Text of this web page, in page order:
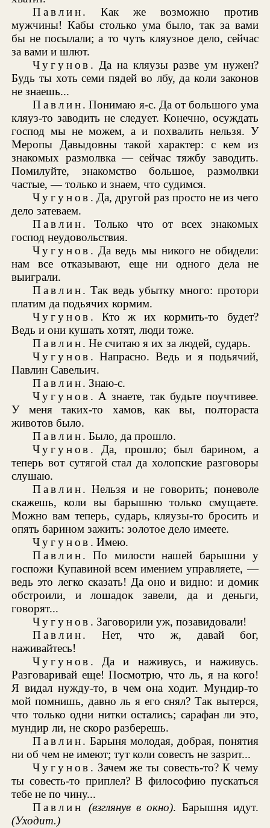
Павлин. Как же возможно против
мужчины! Кабы столько ума было, так за вами
бы не посылали; а то чуть кляузное дело, сейчас
за вами и шлют.
Чугунов . Да на кляузы разве ум нужен?
Будь ты хоть семи пядей во лбу, да коли законов
не знаешь...
Павлин. Понимаю я-с. Да от большого ума
кляуз-то заводить не следует. Конечно, осуждать
господ мы не можем, а и похвалить нельзя. У
Меропы Давыдовны такой характер: с кем из
знакомых размолвка — сейчас тяжбу заводить.
Помилуйте, знакомство большое, размолвки
частые, — только и знаем, что судимся.
Чугунов . Да, другой раз просто не из чего
дело затеваем.
Павлин. Только что от всех знакомых
господ неудовольствия.
Чугунов . Да ведь мы никого не обидели:
нам все отказывают, еще ни одного дела не
выиграли.
Павлин. Так ведь убытку много: протори
платим да подьячих кормим.
Чугунов . Кто ж их кормить-то будет?
Ведь и они кушать хотят, люди тоже.
Павлин. Не считаю я их за людей, сударь.
Чугунов . Напрасно. Ведь и я подьячий,
Павлин Савельич.
Павлин. Знаю-с.
Чугунов . А знаете, так будьте поучтивее.
У меня таких-то хамов, как вы, полтораста
животов было.
Павлин. Было, да прошло.
Чугунов . Да, прошло; был барином, а
теперь вот сутягой стал да холопские разговоры
слушаю.
Павлин. Нельзя и не говорить; поневоле
скажешь, коли вы барышню только смущаете.
Можно вам теперь, сударь, кляузы-то бросить и
опять барином зажить: золотое дело имеете.
Чугунов . Имею.
Павлин. По милости нашей барышни у
госпожи Купавиной всем имением управляете, —
ведь это легко сказать! Да оно и видно: и домик
обстроили, и лошадок завели, да и деньги,
говорят...
Чугунов . Заговорили уж, позавидовали!
Павлин. Нет, что ж, давай бог,
наживайтесь!
Чугунов . Да и наживусь, и наживусь.
Разговаривай еще! Посмотрю, что ль, я на кого!
Я видал нужду-то, в чем она ходит. Мундир-то
мой помнишь, давно ль я его снял? Так вытерся,
что только одни нитки остались; сарафан ли это,
мундир ли, не скоро разберешь.
Павлин. Барыня молодая, добрая, понятия
ни об чем не имеют; тут коли совесть не зазрит...
Чугунов . Зачем же ты совесть-то? К чему
ты совесть-то приплел? В философию пускаться
тебе не по чину...
Павлин
(взглянув в окно). Барышня идут.
(Уходит.)